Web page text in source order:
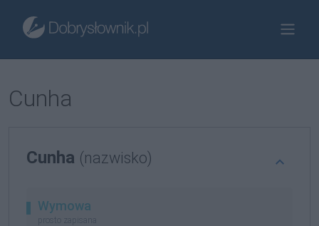
Cunha
Cunha (nazwisko)
Wymowa
prosto zapisana